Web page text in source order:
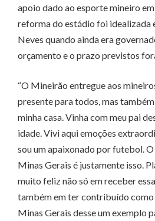
apoio dado ao esporte mineiro
reforma do estádio foi idealizada
Neves quando ainda era
orçamento e o prazo previstos
“O Mineirão entregue aos
presente para todos, mas
minha casa. Vinha com meu pai
idade. Vivi aqui emoções
sou um apaixonado por futebol.
Minas Gerais é justamente isso.
muito feliz não só em receber
também em ter contribuído
Minas Gerais desse um exemplo